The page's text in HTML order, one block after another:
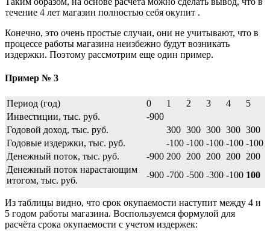
течение 4 лет магазин полностью себя окупит .
Конечно, это очень простые случаи, они не учитывают, что в
процессе работы магазина неизбежно будут возникать
издержки. Поэтому рассмотрим еще один пример.
Пример № 3
Период (год) 0 1 2 3 4
5
Инвестиции, тыс. руб.
-900
Годовой доход, тыс. руб.
300 300 300 300 300
Годовые издержки, тыс. руб.
-100 -100 -100 -100 -100
Денежный поток, тыс. руб.
-900 200 200 200 200 200
Денежный поток нарастающим
итогом, тыс. руб.
-900 -700 -500 -300 -100 100
Из таблицы видно, что срок окупаемости наступит между 4 и
5 годом работы магазина. Воспользуемся формулой для
расчёта срока окупаемости с учетом издержек: